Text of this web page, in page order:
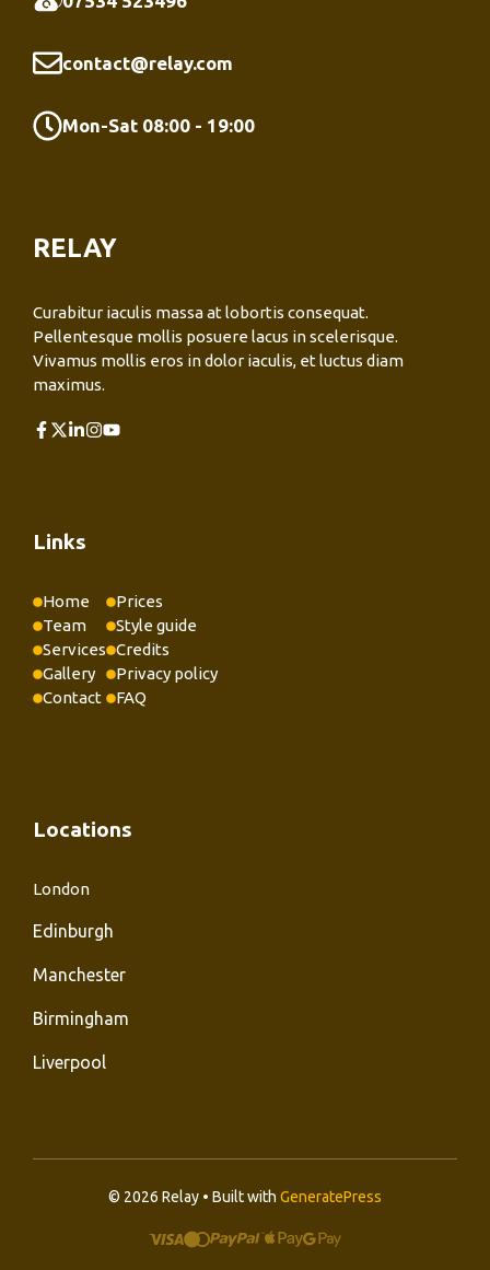
contact@relay.com
Mon-Sat 08:00 - 19:00
RELAY
Curabitur iaculis massa at lobortis consequat.
Pellentesque mollis posuere lacus in scelerisque.
Vivamus mollis eros in dolor iaculis, et luctus diam
maximus.
Links
Home
Team
Services
Gallery
Contact
Prices
Style guide
Credits
Privacy policy
FAQ
Locations
London
Edinburgh
Manchester
Birmingham
Liverpool
© 2026 Relay • Built with GeneratePress